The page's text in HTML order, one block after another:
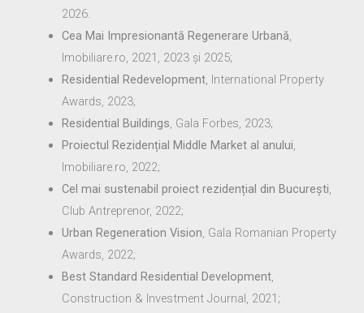
2026.
Cea Mai Impresionantă Regenerare Urbană,
Imobiliare.ro, 2021, 2023 și 2025;
Residential Redevelopment, International Property
Awards, 2023;
Residential Buildings, Gala Forbes, 2023;
Proiectul Rezidențial Middle Market al anului,
Imobiliare.ro, 2022;
Cel mai sustenabil proiect rezidențial din București,
Club Antreprenor, 2022;
Urban Regeneration Vision, Gala Romanian Property
Awards, 2022;
Best Standard Residential Development,
Construction & Investment Journal, 2021;